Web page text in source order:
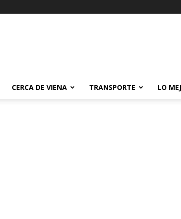
CERCA DE VIENA TRANSPORTE LO